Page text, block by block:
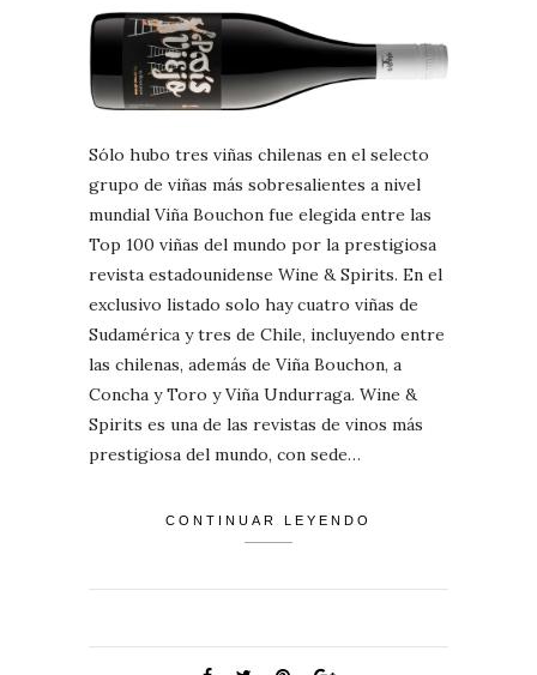
Sólo hubo tres viñas chilenas en el selecto
grupo de viñas más sobresalientes a nivel
mundial Viña Bouchon fue elegida entre las
Top 100 viñas del mundo por la prestigiosa
revista estadounidense Wine & Spirits. En el
exclusivo listado solo hay cuatro viñas de
Sudamérica y tres de Chile, incluyendo entre
las chilenas, además de Viña Bouchon, a
Concha y Toro y Viña Undurraga. Wine &
Spirits es una de las revistas de vinos más
prestigiosa del mundo, con sede…
CONTINUAR LEYENDO